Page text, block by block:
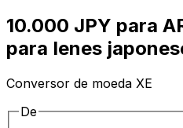
10.000 JPY para
para Ienes
Conversor de moeda XE
De